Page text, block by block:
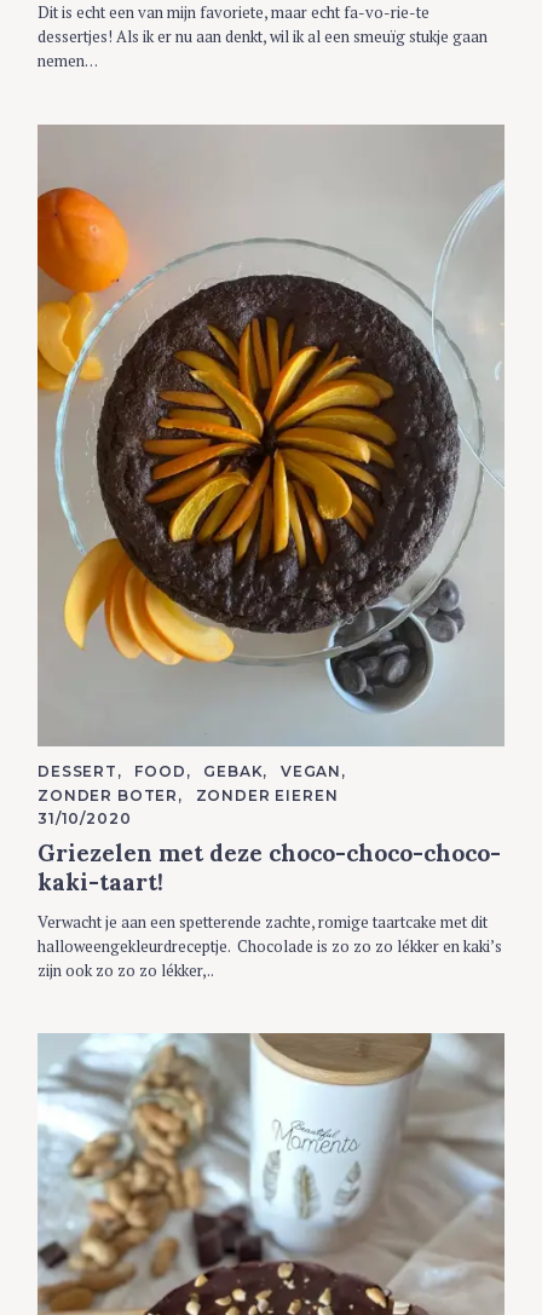
O
R
E
Dit is echt een van mijn favoriete, maar echt fa-vo-rie-te
dessertjes! Als ik er nu aan denkt, wil ik al een smeuïg stukje gaan
nemen…
C
A
T
E
O
R
I
S
DESSERT FOOD GEBAK
VEGAN
ZONDER BOTER
ZONDER EIEREN
31/10/2020
Griezelen met deze choco-choco-choco-
kaki-taart!
Verwacht je aan een spetterende zachte, romige taartcake met dit
halloweengekleurdreceptje. Chocolade is zo zo zo lékker en kaki’s
zijn ook zo zo zo lékker,..